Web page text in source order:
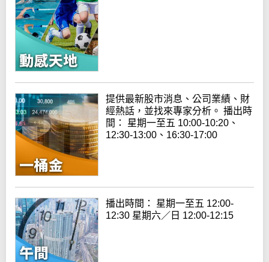
提供最新股市消息、公司業績、財
經熱話，並找來專家分析。 播出時
間： 星期一至五 10:00-10:20、
12:30-13:00、16:30-17:00
播出時間： 星期一至五 12:00-
12:30 星期六／日 12:00-12:15